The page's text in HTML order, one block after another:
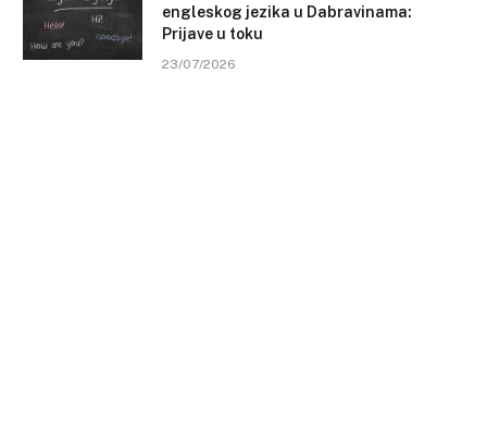
engleskog jezika u Dabravinama:
Prijave u toku
23/07/2026